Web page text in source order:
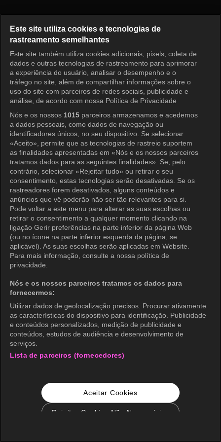
Entrar
Este site utiliza cookies e tecnologias de
rastreamento semelhantes
Este site também utiliza cookies adicionais, pixels, coleta de
dados e outras tecnologias de rastreamento para aprimorar
a experiência do usuário, analisar o desempenho e o
tráfego no site, além de compartilhar informações sobre o
uso do site com parceiros de redes sociais, publicidade e
análise, de acordo com nossa Política de Privacidade
Nós e os nossos 1015 parceiros armazenamos e acedemos
a dados pessoais, como dados de navegação ou
identificadores únicos, no seu dispositivo. Se selecionar
«Aceito», permite que as tecnologias de rastreio suportem
as finalidades apresentadas em «Nós e os nossos parceiros
tratamos dados para as seguintes finalidades». Se, pelo
contrário, selecionar «Rejeitar tudo» ou retirar o seu
consentimento, estas tecnologias serão desativadas. Se os
rastreadores forem desativados, alguns conteúdos e
anúncios que vê poderão não ser tão relevantes para si.
Pode voltar a este menu para alterar as suas escolhas ou
retirar o consentimento a qualquer momento clicando na
ligação Gerir preferências na parte inferior da página Web
(ou no ícone na parte inferior esquerda da página, se
aplicável). As suas escolhas serão aplicadas em Website.
Para mais informação, consulte a nossa política de
privacidade.
Nós e os nossos parceiros tratamos os dados para
fornecermos:
Utilizar dados de geolocalização precisos. Procurar ativamente
as características do dispositivo para identificação. Publicidade
e conteúdos personalizados, medição de publicidade e
conteúdos, estudos de audiência e desenvolvimento de
serviços.
Lista de parceiros (fornecedores)
Aceitar Cookies
Rejeitar Cookies Não Necessários